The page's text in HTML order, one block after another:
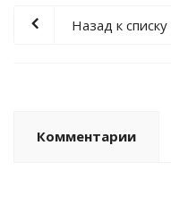
Назад к списку
Комментарии